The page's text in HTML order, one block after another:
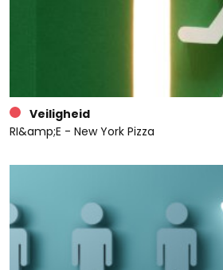
Veiligheid
RI&amp;E - New York Pizza